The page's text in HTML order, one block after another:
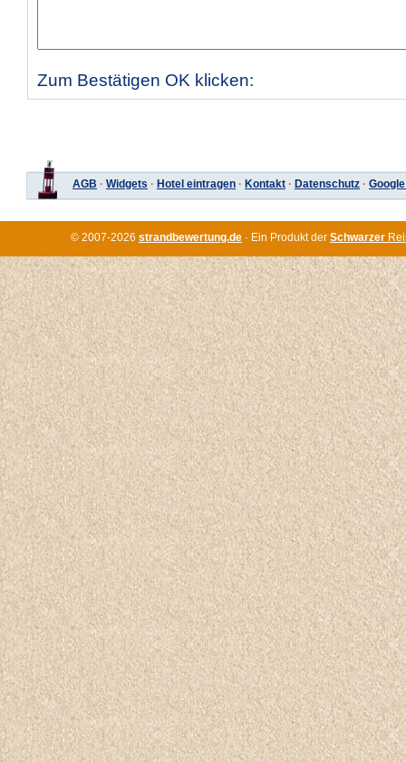
Zum Bestätigen OK klicken:
AGB · Widgets · Hotel eintragen · Kontakt · Datenschutz ·
© 2007-2026 strandbewertung.de · Ein Produkt der Schwarzer